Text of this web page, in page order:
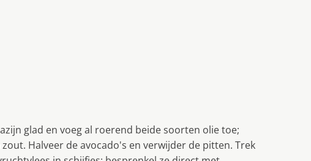
glad en voeg al roerend beide soorten olie toe;
Halveer de avocado's en verwijder de pitten. Trek